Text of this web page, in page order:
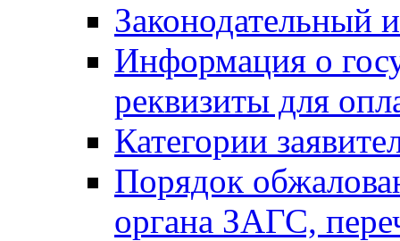
Законодательный
Информация о
реквизиты для
Категории
Порядок
органа ЗАГС,